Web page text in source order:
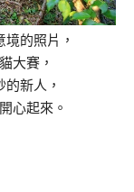
的照片，
大賽，
新人，
心起來。